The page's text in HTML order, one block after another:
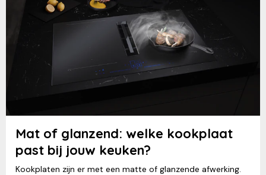
Mat of glanzend: welke kookplaat
past bij jouw keuken?
Kookplaten zijn er met een matte of glanzende afwerking.